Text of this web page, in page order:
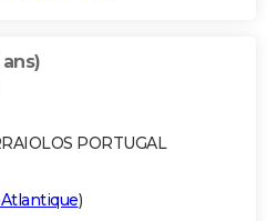
PORTUGAL
)